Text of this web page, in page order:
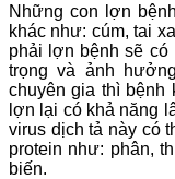
Những con lợn
khác như: cúm, tai
phải lợn bệnh sẽ có
trọng và ảnh
chuyên gia thì
lợn lại có khả năng
virus dịch tả này có
protein như: phân,
biến.